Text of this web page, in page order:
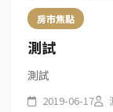
房市焦點
測試
測試
2019-06-17